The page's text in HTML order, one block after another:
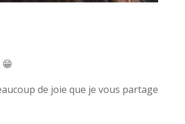
de joie que je vous partage